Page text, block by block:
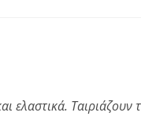
ελαστικά. Ταιριάζουν